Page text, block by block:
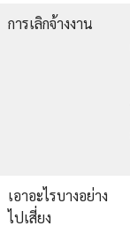
การเลิกจ้างงาน
เอาอะไรบางอย่าง
ไปเสี่ยง